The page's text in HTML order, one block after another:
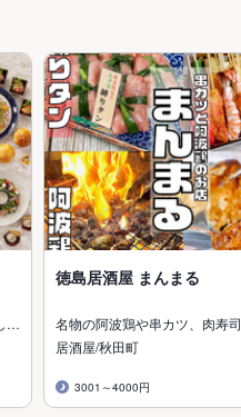
…
徳島居酒屋 まんまる
名物の阿波鶏や串カツ、肉寿
居酒屋/秋田町
3001～4000円